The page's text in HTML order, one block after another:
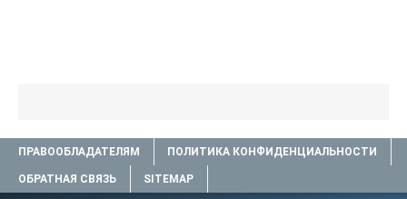
ПРАВООБЛАДАТЕЛЯМ ПОЛИТИКА КОНФИДЕНЦИАЛЬНОСТИ
ОБРАТНАЯ СВЯЗЬ SITEMAP